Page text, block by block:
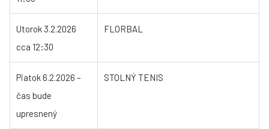
Utorok 3.2.2026
cca 12:30
FLORBAL
Piatok 6.2.2026 –
čas bude
upresnený
STOLNÝ TENIS